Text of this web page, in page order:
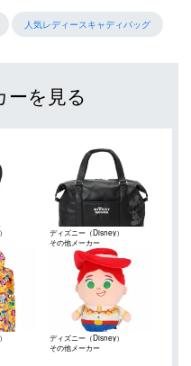
人気レディースキャディバッグ
ーを見る
ディズニー（Disney）
その他メーカー
ディズニー（Disney）
その他メーカー